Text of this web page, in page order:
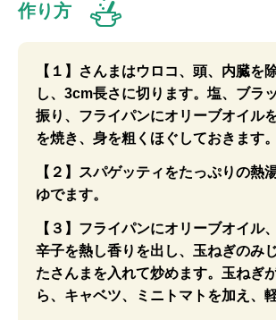
作り方
【１】さんまはウロコ、頭、内臓を
し、3cm長さに切ります。塩、ブラ
振り、フライパンにオリーブオイル
を焼き、身を粗くほぐしておきます。
【２】スパゲッティをたっぷりの熱
ゆでます。
【３】フライパンにオリーブオイル
辛子を熱し香りを出し、玉ねぎのみ
たさんまを入れて炒めます。玉ねぎ
ら、キャベツ、ミニトマトを加え、